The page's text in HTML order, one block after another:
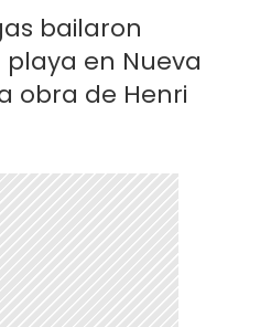
bailaron
en Nueva
obra de Henri